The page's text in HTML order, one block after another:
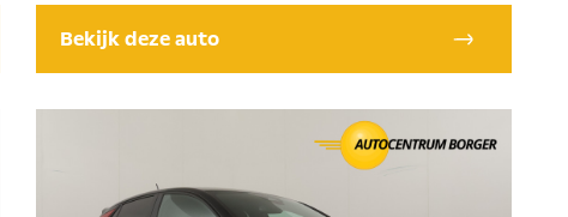
Bekijk deze auto